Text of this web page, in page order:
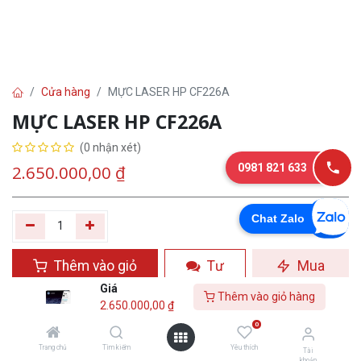
Giá
2.650.000,00 ₫
Thêm vào giỏ hàng
Trang chủ Tìm kiếm
0
Yêu thích
Tài
Cửa hàng MỰC LASER HP CF226A
MỰC LASER HP CF226A
(0 nhận xét)
2.650.000,00 ₫
Thêm vào giỏ
Tư
Mua
Chat Zalo
0981 821 633